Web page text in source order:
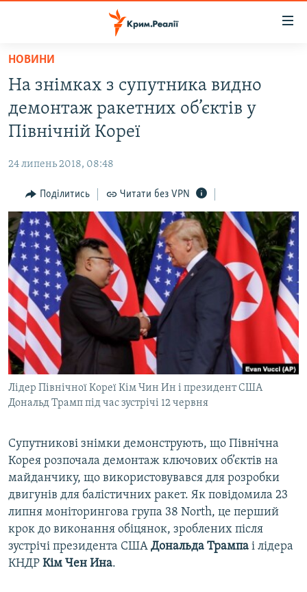
Перейти
основного
матеріалу
Перейти
до
основної
Перейти
до
пошуку
ВІДЕО ТА ФОТО
БЛОГИ
ПОГЛЯД
ІНТЕРВ'Ю
ВСЕ ЗА ДЕНЬ
СПЕЦПРОЕКТИ
ДЕПОРТАЦІЯ
ВІДЕОУРОКИ «ELIFBE»
СВІДЧЕННЯ ОКУПАЦІЇ
УКРАЇНСЬКА ПРОБЛЕМА КРИМУ
ІНФОГРАФІКА
ЯК ОБІЙТИ БЛОКУВАННЯ
Русский
Qırımtatar
ДОЛУЧАЙСЯ!
Усі сайти RFE/RL
НОВИНИ
На знімках з супутника видно
демонтаж ракетних об’єктів у
Північній Кореї
24 липень 2018, 08:48
Поділитись Читати без VPN
Лідер Північної Кореї Кім Чин Ин і президент США
Дональд Трамп під час зустрічі 12 червня
Супутникові знімки демонструють, що Північна
Корея розпочала демонтаж ключових об’єктів на
майданчику, що використовувався для розробки
двигунів для балістичних ракет. Як повідомила 23
липня моніторингова група 38 North, це перший
крок до виконання обіцянок, зроблених після
зустрічі президента США Дональда Трампа і лідера
КНДР Кім Чен Ина.